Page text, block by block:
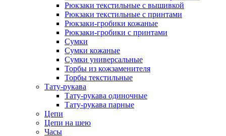
Рюкзаки текстильные с вышивкой
Рюкзаки текстильные с принтами
Рюкзаки-гробики кожаные
Рюкзаки-гробики с принтами
Сумки
Сумки кожаные
Сумки универсальные
Торбы из кожзаменителя
Торбы текстильные
Тату-рукава
Тату-рукава одиночные
Тату-рукава парные
Цепи
Цепи на шею
Часы